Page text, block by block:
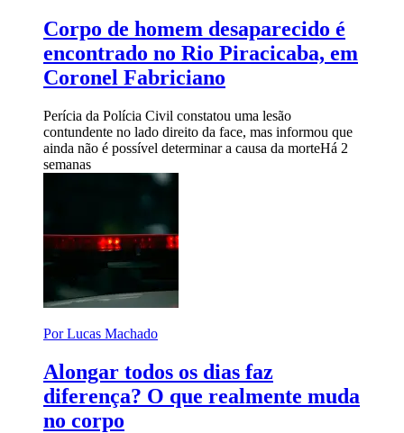
Corpo de homem desaparecido é
encontrado no Rio Piracicaba, em
Coronel Fabriciano
Perícia da Polícia Civil constatou uma lesão
contundente no lado direito da face, mas informou que
ainda não é possível determinar a causa da morteHá 2
semanas
Por Lucas Machado
Alongar todos os dias faz
diferença? O que realmente muda
no corpo